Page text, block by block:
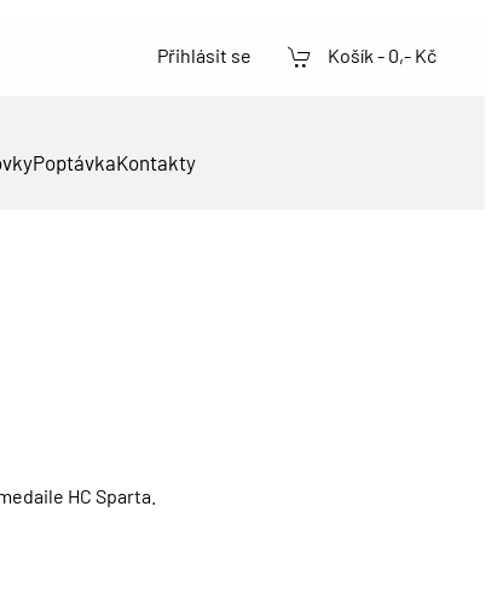
Přihlásit se Košík - 0,- Kč
PoptávkaKontakty
HC Sparta.